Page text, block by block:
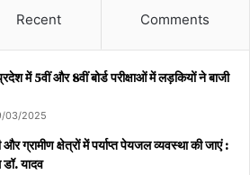
Recent Comments
में 5वीं और 8वीं बोर्ड परीक्षाओं में लड़कियों ने बाजी
03/2025
और ग्रामीण क्षेत्रों में पर्याप्त पेयजल व्यवस्था की जाएं :
डॉ. यादव